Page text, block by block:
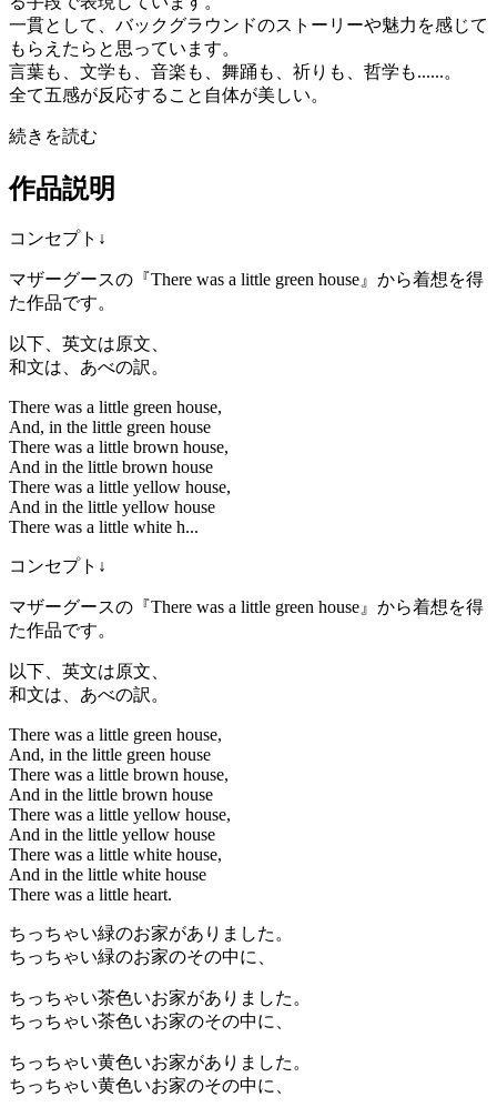
一貫として、バックグラウンドのストーリーや魅力を感じて
もらえたらと思っています。
言葉も、文学も、音楽も、舞踊も、祈りも、哲学も......。
全て五感が反応すること自体が美しい。
続きを読む
作品説明
コンセプト↓
マザーグースの『There was a little green house』から着想を得
た作品です。
以下、英文は原文、
和文は、あべの訳。
There was a little green house,
And, in the little green house
There was a little brown house,
And in the little brown house
There was a little yellow house,
And in the little yellow house
There was a little white h...
コンセプト↓
マザーグースの『There was a little green house』から着想を得
た作品です。
以下、英文は原文、
和文は、あべの訳。
There was a little green house,
And, in the little green house
There was a little brown house,
And in the little brown house
There was a little yellow house,
And in the little yellow house
There was a little white house,
And in the little white house
There was a little heart.
ちっちゃい緑のお家がありました。
ちっちゃい緑のお家のその中に、
ちっちゃい茶色いお家がありました。
ちっちゃい茶色いお家のその中に、
ちっちゃい黄色いお家がありました。
ちっちゃい黄色いお家のその中に、